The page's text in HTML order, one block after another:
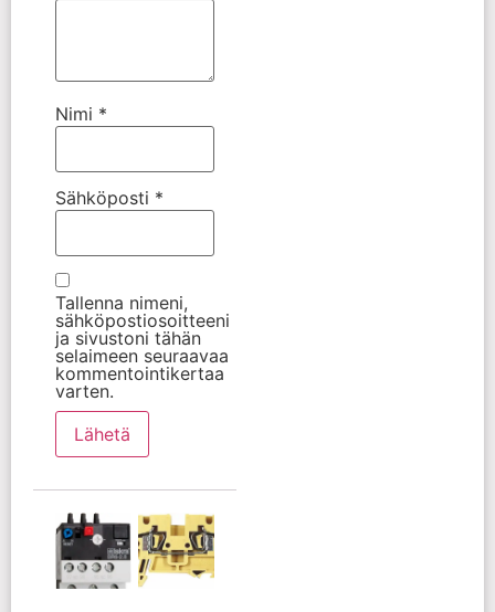
Nimi *
Sähköposti *
Tallenna nimeni,
sähköpostiosoitteeni
ja sivustoni tähän
selaimeen seuraavaa
kommentointikertaa
varten.